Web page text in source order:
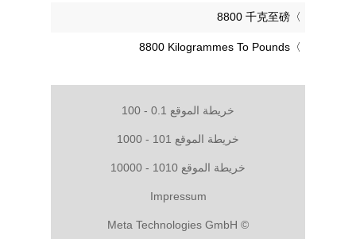
‎8800 千克至磅
‎8800 Kilogrammes To Pounds
خريطة الموقع 0.1 - 100
خريطة الموقع 101 - 1000
خريطة الموقع 1010 - 10000
Impressum
© Meta Technologies GmbH